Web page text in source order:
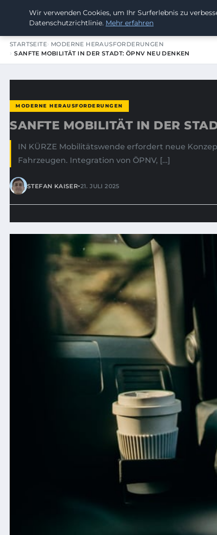
SUMMERBLAST FESTIVAL
STARTSEITE MODERNE HERAUSFORDERUNGEN
SANFTE MOBILITÄT IN DER STADT: ÖPNV NEU DENKEN
MODERNE HERAUSFORDERUNGEN
SANFTE MOBILITÄT IN DER
IN KÜRZE Mobilitätswende erfordert neue
Fahrzeugen. Integration von ÖPNV, […]
STEFAN KAISER•21. JULI 2025
Wir verwenden Cookies, um Ihr Surferlebnis zu
Datenschutzrichtlinie. Mehr erfahren